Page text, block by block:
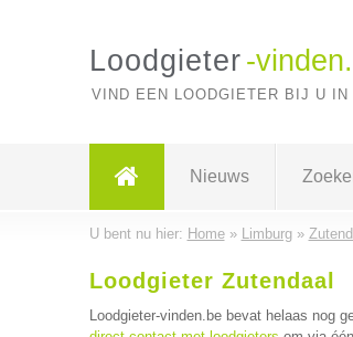
Loodgieter -
VIND EEN LOODGIETER BIJ U IN
Nieuws
U bent nu hier: Home» Limburg»
Loodgieter Zutendaal
Loodgieter-vinden.be bevat helaas nog